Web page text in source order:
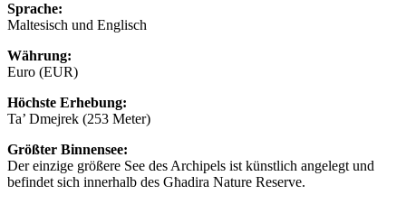
Sprache:
Maltesisch und Englisch
Währung:
Euro (EUR)
Höchste Erhebung:
Ta’ Dmejrek (253 Meter)
Größter Binnensee:
Der einzige größere See des Archipels ist künstlich angelegt und
befindet sich innerhalb des Għadira Nature Reserve.